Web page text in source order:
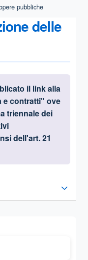
pubbliche
delle
il link alla
e contratti" ove
triennale dei
dell'art. 21